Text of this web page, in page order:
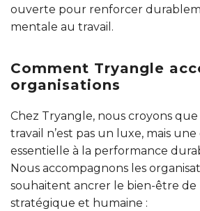
ouverte pour renforcer
mentale au travail.
Comment Tryangle
organisations
Chez Tryangle, nous croyons
travail n’est pas un luxe, mais
essentielle à la performance
Nous accompagnons les
souhaitent ancrer le bien-être de
stratégique et humaine :